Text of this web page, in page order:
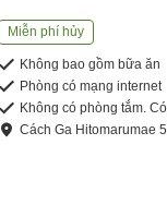
Miễn phí hủy
Không bao gồm bữa ăn
Phòng có mạng internet
Không có phòng tắm.
CáchGa Hitomarumae 5